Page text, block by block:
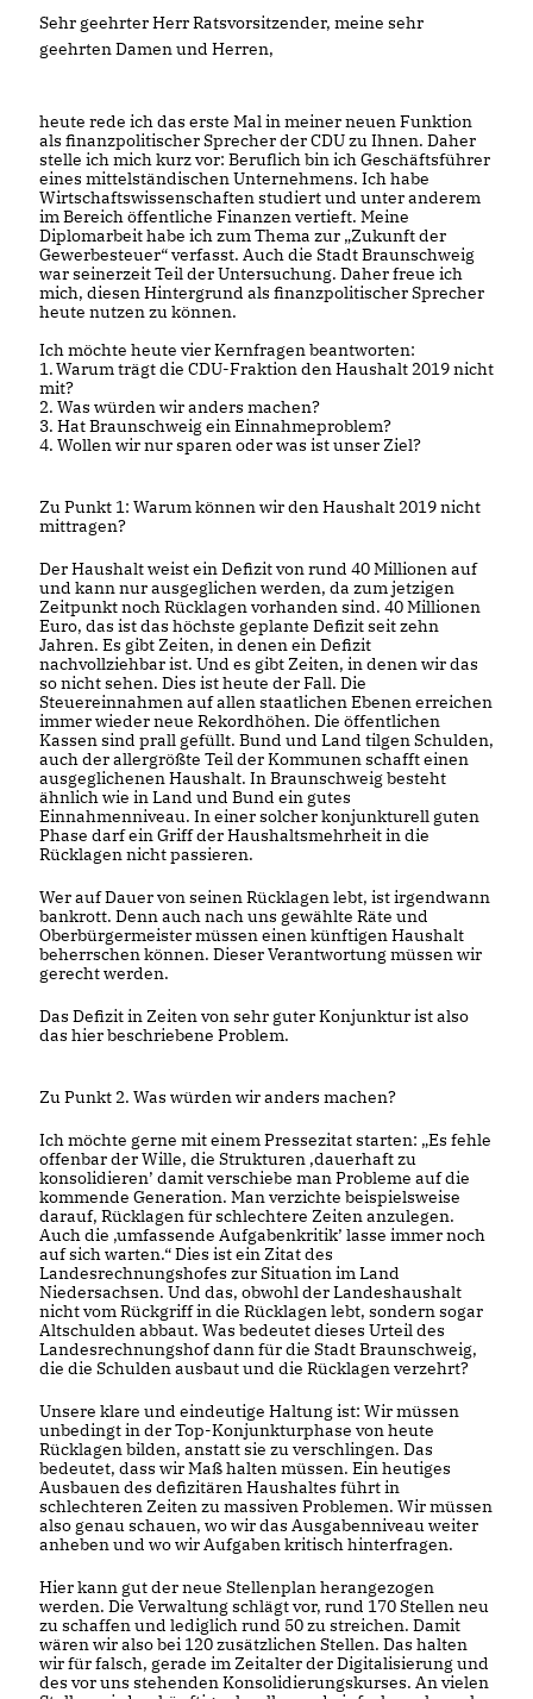
Sehr geehrter Herr Ratsvorsitzender, meine sehr
geehrten Damen und Herren,
heute rede ich das erste Mal in meiner neuen Funktion
als finanzpolitischer Sprecher der CDU zu Ihnen. Daher
stelle ich mich kurz vor: Beruflich bin ich Geschäftsführer
eines mittelständischen Unternehmens. Ich habe
Wirtschaftswissenschaften studiert und unter anderem
im Bereich öffentliche Finanzen vertieft. Meine
Diplomarbeit habe ich zum Thema zur „Zukunft der
Gewerbesteuer“ verfasst. Auch die Stadt Braunschweig
war seinerzeit Teil der Untersuchung. Daher freue ich
mich, diesen Hintergrund als finanzpolitischer Sprecher
heute nutzen zu können.
Ich möchte heute vier Kernfragen beantworten:
1.Warum trägt die CDU-Fraktion den Haushalt 2019 nicht
mit?
2. Was würden wir anders machen?
3. Hat Braunschweig ein Einnahmeproblem?
4. Wollen wir nur sparen oder was ist unser Ziel?
Zu Punkt 1: Warum können wir den Haushalt 2019 nicht
mittragen?
Der Haushalt weist ein Defizit von rund 40 Millionen auf
und kann nur ausgeglichen werden, da zum jetzigen
Zeitpunkt noch Rücklagen vorhanden sind. 40 Millionen
Euro, das ist das höchste geplante Defizit seit zehn
Jahren. Es gibt Zeiten, in denen ein Defizit
nachvollziehbar ist. Und es gibt Zeiten, in denen wir das
so nicht sehen. Dies ist heute der Fall. Die
Steuereinnahmen auf allen staatlichen Ebenen erreichen
immer wieder neue Rekordhöhen. Die öffentlichen
Kassen sind prall gefüllt. Bund und Land tilgen Schulden,
auch der allergrößte Teil der Kommunen schafft einen
ausgeglichenen Haushalt. In Braunschweig besteht
ähnlich wie in Land und Bund ein gutes
Einnahmenniveau. In einer solcher konjunkturell guten
Phase darf ein Griff der Haushaltsmehrheit in die
Rücklagen nicht passieren.
Wer auf Dauer von seinen Rücklagen lebt, ist irgendwann
bankrott. Denn auch nach uns gewählte Räte und
Oberbürgermeister müssen einen künftigen Haushalt
beherrschen können. Dieser Verantwortung müssen wir
gerecht werden.
Das Defizit in Zeiten von sehr guter Konjunktur ist also
das hier beschriebene Problem.
Zu Punkt 2. Was würden wir anders machen?
Ich möchte gerne mit einem Pressezitat starten: „Es fehle
offenbar der Wille, die Strukturen ‚dauerhaft zu
konsolidieren’ damit verschiebe man Probleme auf die
kommende Generation. Man verzichte beispielsweise
darauf, Rücklagen für schlechtere Zeiten anzulegen.
Auch die ‚umfassende Aufgabenkritik’ lasse immer noch
auf sich warten.“ Dies ist ein Zitat des
Landesrechnungshofes zur Situation im Land
Niedersachsen. Und das, obwohl der Landeshaushalt
nicht vom Rückgriff in die Rücklagen lebt, sondern sogar
Altschulden abbaut. Was bedeutet dieses Urteil des
Landesrechnungshof dann für die Stadt Braunschweig,
die die Schulden ausbaut und die Rücklagen verzehrt?
Unsere klare und eindeutige Haltung ist: Wir müssen
unbedingt in der Top-Konjunkturphase von heute
Rücklagen bilden, anstatt sie zu verschlingen. Das
bedeutet, dass wir Maß halten müssen. Ein heutiges
Ausbauen des defizitären Haushaltes führt in
schlechteren Zeiten zu massiven Problemen. Wir müssen
also genau schauen, wo wir das Ausgabenniveau weiter
anheben und wo wir Aufgaben kritisch hinterfragen.
Hier kann gut der neue Stellenplan herangezogen
werden. Die Verwaltung schlägt vor, rund 170 Stellen neu
zu schaffen und lediglich rund 50 zu streichen. Damit
wären wir also bei 120 zusätzlichen Stellen. Das halten
wir für falsch, gerade im Zeitalter der Digitalisierung und
des vor uns stehenden Konsolidierungskurses. An vielen